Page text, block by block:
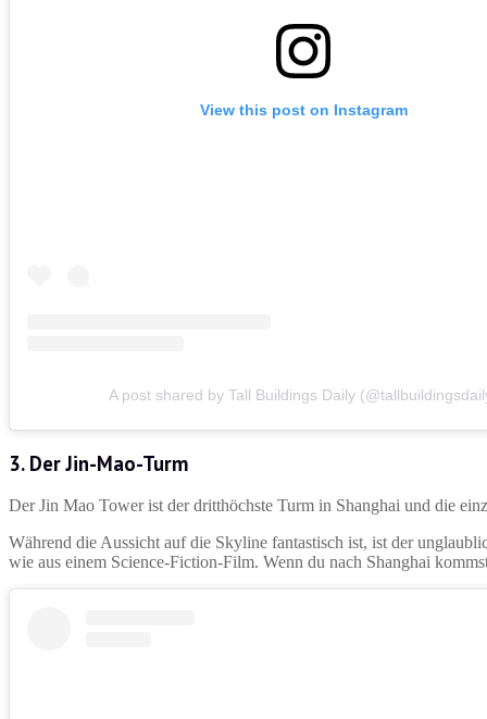
View this post on Instagram
A post shared by Tall Buildings Daily
3. Der Jin-Mao-Turm
Der Jin Mao Tower ist der dritthöchste Turm in Shanghai und die
Während die Aussicht auf die Skyline fantastisch ist, ist der
wie aus einem Science-Fiction-Film. Wenn du nach Shanghai